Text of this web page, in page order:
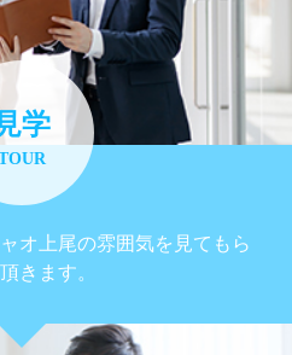
学
オ上尾の雰囲気を見てもら
きます。